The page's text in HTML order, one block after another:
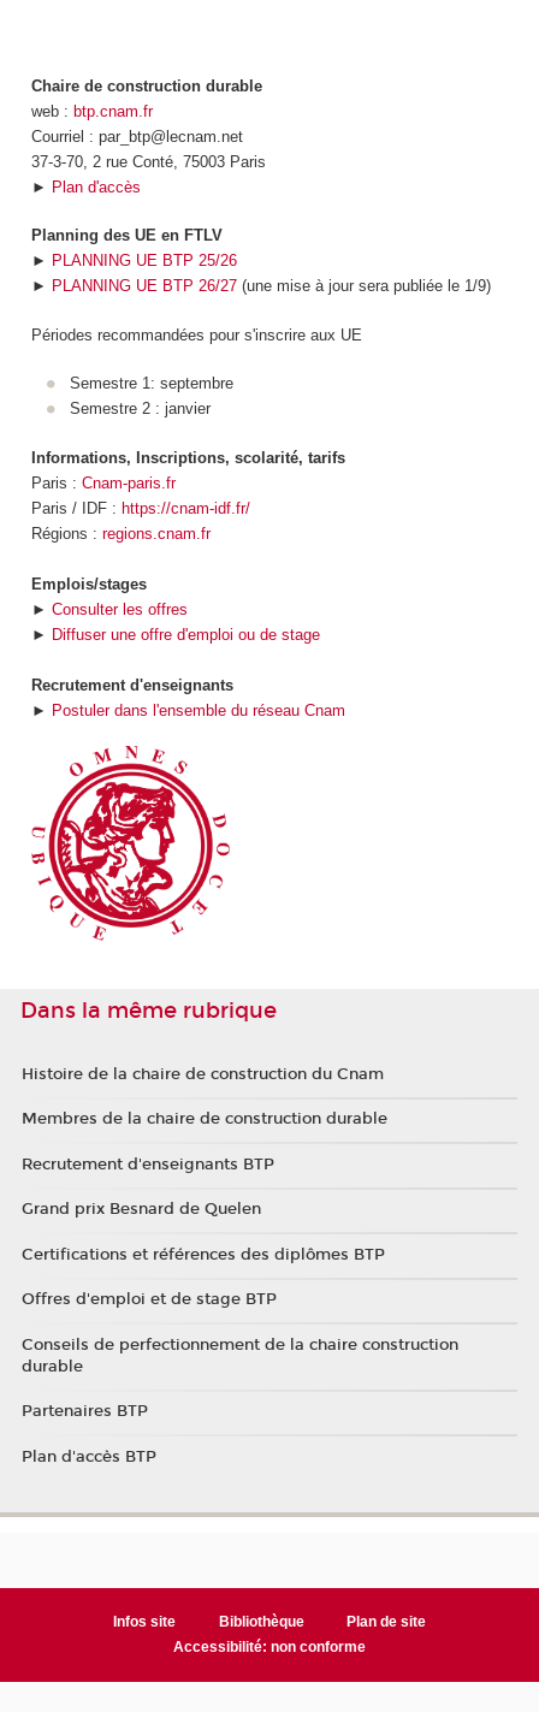
Chaire de construction durable
web : btp.cnam.fr
Courriel : par_btp@lecnam.net
37-3-70, 2 rue Conté, 75003 Paris
► Plan d'accès
Planning des UE en FTLV
► PLANNING UE BTP 25/26
► PLANNING UE BTP 26/27(une mise à jour sera publiée le 1/9)
Périodes recommandées pour s'inscrire aux UE
Semestre 1: septembre
Semestre 2 : janvier
Informations, Inscriptions, scolarité, tarifs
Paris : Cnam-paris.fr
Paris / IDF : https://cnam-idf.fr/
Régions : regions.cnam.fr
Emplois/stages
► Consulter les offres
► Diffuser une offre d'emploi ou de stage
Recrutement d'enseignants
► Postuler dans l'ensemble du réseau Cnam
Dans la même rubrique
Histoire de la chaire de construction du Cnam
Membres de la chaire de construction durable
Recrutement d'enseignants BTP
Grand prix Besnard de Quelen
Certifications et références des diplômes BTP
Offres d'emploi et de stage BTP
Conseils de perfectionnement de la chaire construction
durable
Partenaires BTP
Plan d'accès BTP
Infos site Bibliothèque
Plan de site
Accessibilité: non conforme